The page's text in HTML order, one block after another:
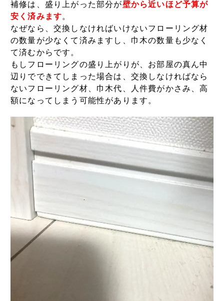
補修は、盛り上がった部分が壁から近いほど予算が
安く済みます。
なぜなら、交換しなければいけないフローリング材
の数量が少なくて済みますし、巾木の数量も少なく
て済むからです。
もしフローリングの盛り上がりが、お部屋の真ん中
辺りでできてしまった場合は、交換しなければなら
ないフローリング材、巾木代、人件費がかさみ、高
額になってしまう可能性があります。